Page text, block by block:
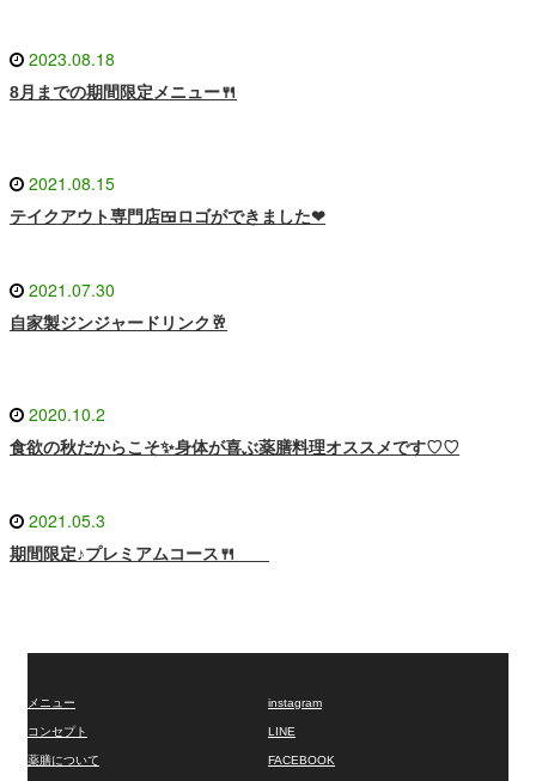
2023.08.18
8月までの期間限定メニュー🍴
2021.08.15
テイクアウト専門店🍱ロゴができました❤
2021.07.30
自家製ジンジャードリンク🥂
2020.10.2
食欲の秋だからこそ✨身体が喜ぶ薬膳料理オススメです♡♡
2021.05.3
期間限定♪プレミアムコース🍴
メニュー
コンセプト
薬膳について
instagram
LINE
FACEBOOK